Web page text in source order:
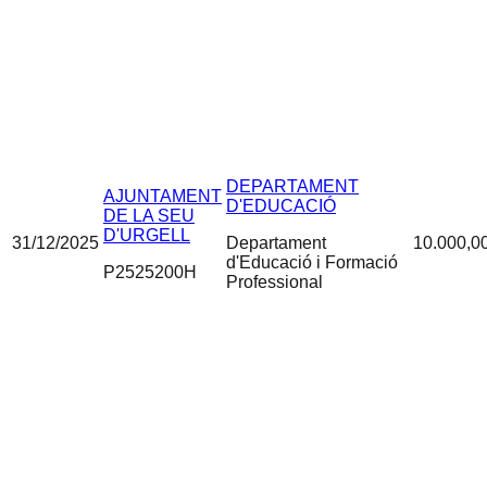
31/12/2025
AJUNTAMENT
DE LA SEU
D'URGELL
P2525200H
DEPARTAMENT
D'EDUCACIÓ
Departament
d'Educació i Formació
Professional